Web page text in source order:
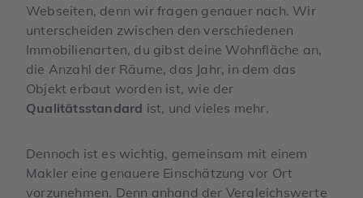
Webseiten, denn wir fragen genauer nach. Wir
unterscheiden zwischen den verschiedenen
Immobilienarten, du gibst deine Wohnfläche an,
die Anzahl der Räume, das Jahr, in dem das
Objekt erbaut worden ist, wie der
Qualitätsstandard ist, und vieles mehr.
Dennoch ist es wichtig, gemeinsam mit einem
Makler eine genauere Einschätzung vor Ort
vorzunehmen. Denn anhand der Vergleichswerte